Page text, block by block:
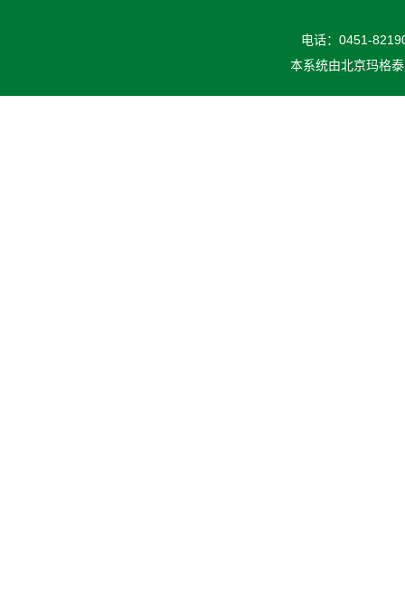
电话：0451-
本系统由北京玛格